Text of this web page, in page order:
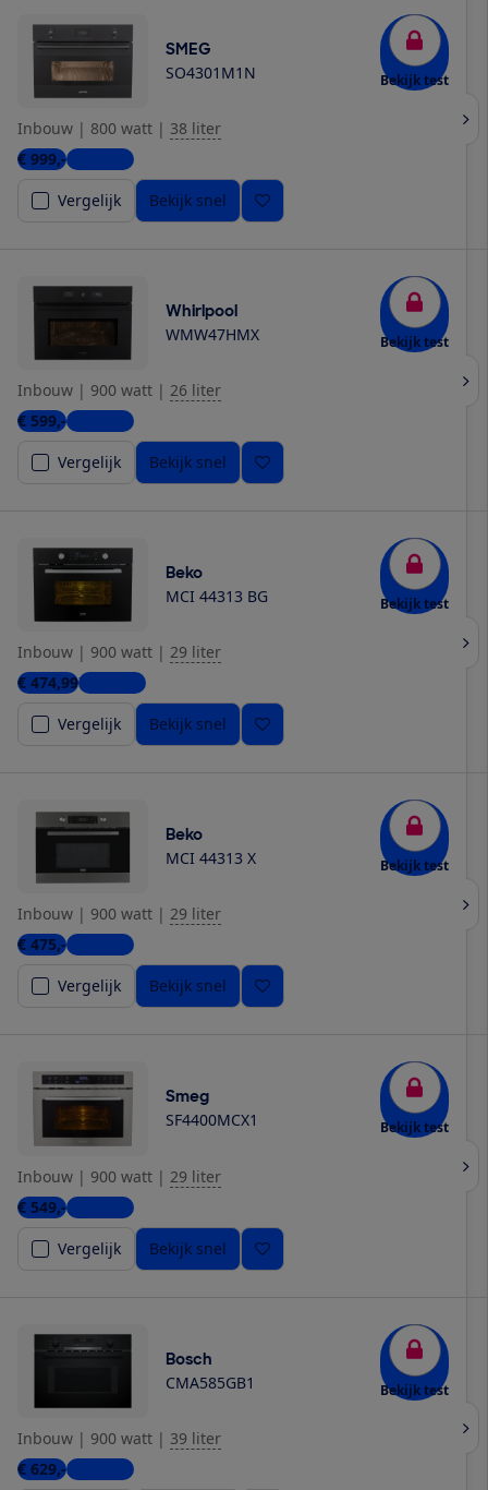
SMEG
SO4301M1N Bekijk test
Inbouw | 800 watt | 38 liter
€ 999,-5 winkels
Vergelijk
Bekijk snel
Whirlpool
WMW47HMX Bekijk test
Inbouw | 900 watt | 26 liter
€ 599,-4 winkels
Vergelijk
Bekijk snel
Beko
MCI 44313 BG Bekijk test
Inbouw | 900 watt | 29 liter
€ 474,997 winkels
Vergelijk
Bekijk snel
Beko
MCI 44313 X Bekijk test
Inbouw | 900 watt | 29 liter
€ 475,-6 winkels
Vergelijk
Bekijk snel
Smeg
SF4400MCX1 Bekijk test
Inbouw | 900 watt | 29 liter
€ 549,-4 winkels
Vergelijk
Bekijk snel
Bosch
CMA585GB1 Bekijk test
Inbouw | 900 watt | 39 liter
€ 629,-5 winkels